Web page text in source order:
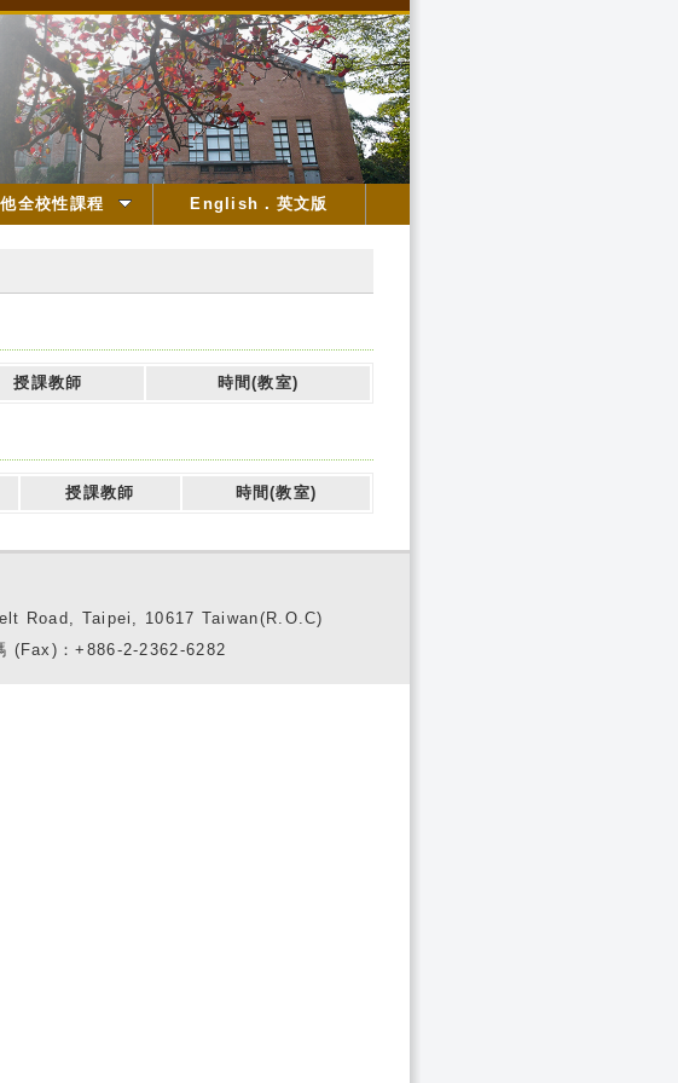
全校性課程 English．英文版
授課教師 時間(教室)
授課教師 時間(教室)
Road, Taipei, 10617 Taiwan(R.O.C)
：+886-2-2362-6282